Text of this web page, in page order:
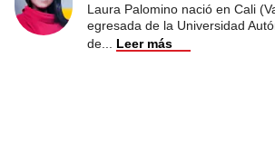
Laura Palomino nació en Cali
egresada de la Universidad
de
Leer más